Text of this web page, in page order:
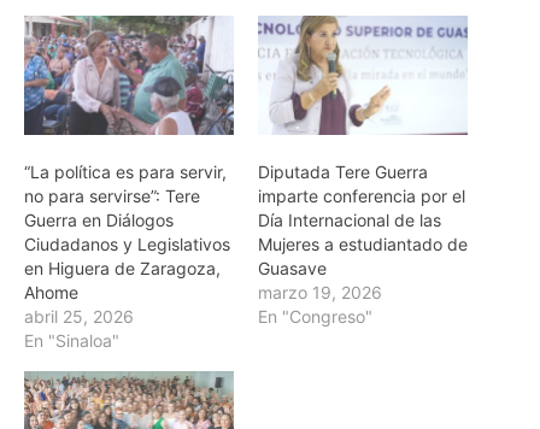
“La política es para servir,
no para servirse”: Tere
Guerra en Diálogos
Ciudadanos y Legislativos
en Higuera de Zaragoza,
Ahome
abril 25, 2026
En "Sinaloa"
Diputada Tere Guerra
imparte conferencia por el
Día Internacional de las
Mujeres a estudiantado de
Guasave
marzo 19, 2026
En "Congreso"